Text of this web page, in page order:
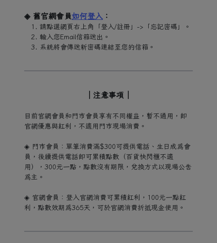
◈ 舊官網會員如何登入 ：
請點選網頁右上角「登入/註冊」->「忘記密碼」。
輸入您Email信箱送出。
系統將會傳送新密碼連結至您的信箱。
｜注意事項｜
目前官網會員和門市會員享有不同權益，暫不通用，即
官網優惠與紅利，不適用門市現場消費。
◈ 門市會員：單筆消費滿$300可提供電話、生日成為會
員，後續提供電話即可累積點數（百貨快閃櫃不適
用），300元一點，點數沒有期限，兌換方式以現場公告
為主。
◈ 官網會員：登入官網消費可累積紅利，100元一點紅
利，點數效期為365天，可於官網消費折抵現金使用。